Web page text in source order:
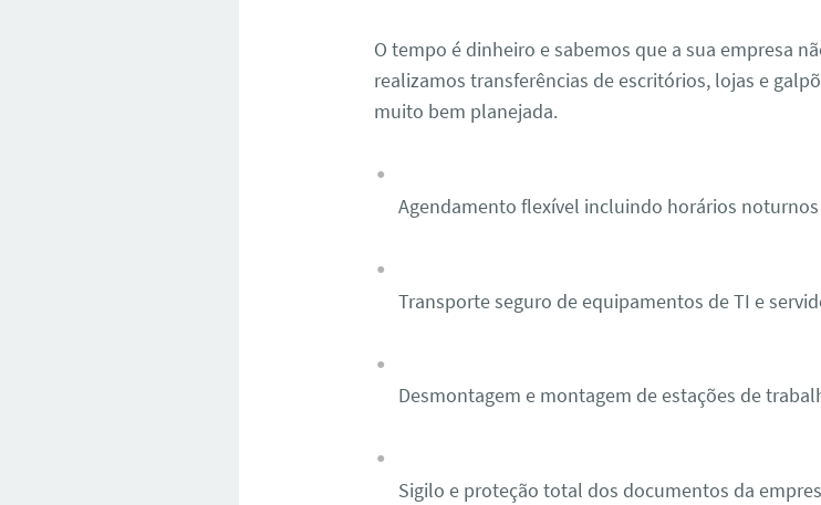
O tempo é dinheiro e sabemos que a sua empresa
realizamos transferências de escritórios, lojas e
muito bem planejada.
Agendamento flexível incluindo horários noturnos
Transporte seguro de equipamentos de TI e
Desmontagem e montagem de estações de
Sigilo e proteção total dos documentos da